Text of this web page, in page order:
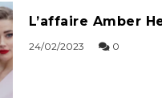
L’affaire Amber
24/02/2023 0